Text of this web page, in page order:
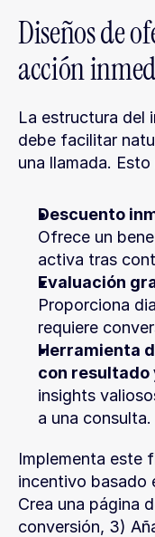
Diseños de
acción
La estructura del
debe facilitar
una llamada.
Descuento
Ofrece un
activa tras
Evaluación
Proporciona
requiere
Herramienta
con resultado
insights
a una consulta.
Implementa este
incentivo basado
Crea una página
conversión, 3)